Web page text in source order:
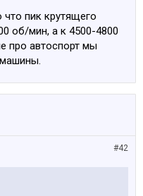
пик крутящего
об/мин, а к 4500-4800
про автоспорт мы
#42